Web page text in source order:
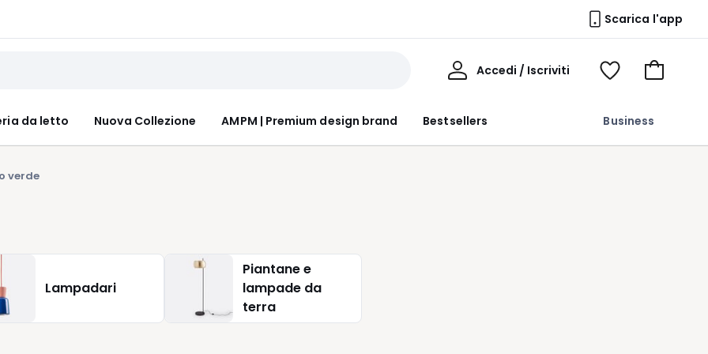
Scarica l'app
da letto Nuova Collezione AMPM | Premium design brand Bestsellers Business
Accedi / Iscriviti
Voir
Vai
verde
Lampadari
Piantane e
lampade da
terra